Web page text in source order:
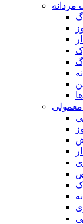
مردانه
معمولی